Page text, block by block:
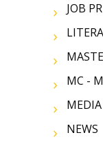
JOB
MC -
NEWS